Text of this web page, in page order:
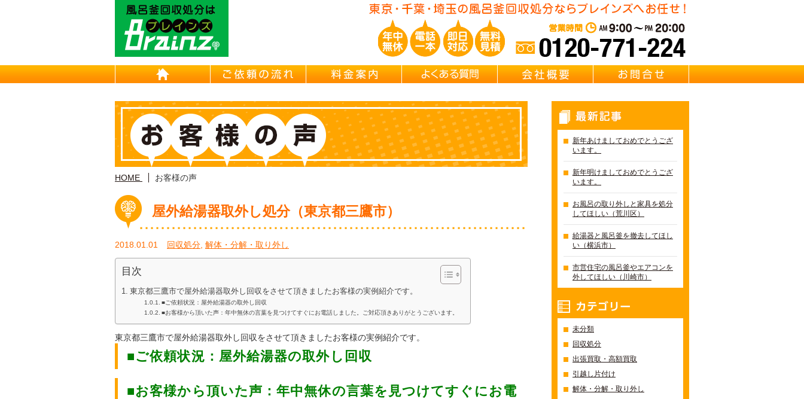
東京/埼玉/千葉/神奈川の 風呂釜撤去・取外し・処分・引越し片付け・遺品整理・リサイクル Brainz 取扱い 【風呂釜・浴槽・給湯器・バスタブ・ガ
HOME ご依頼の流れ 料金案内 よくある質問 会社概要
HOME お客様の声
屋外給湯器取外し処分（東京都三鷹市）
2018.01.01 回収処分 解体・分解・取り外し
目次
東京都三鷹市で屋外給湯器取外し回収をさせて頂きましたお客様の実例紹介です。
■ご依頼状況：屋外給湯器の取外し回収
■お客様から頂いた声：年中無休の言葉を見つけてすぐにお電話しました。ご対応頂きありがとうございます。
東京都三鷹市で屋外給湯器取外し回収をさせて頂きましたお客様の実例紹介です。
■ご依頼状況：屋外給湯器の取外し回収
■お客様から頂いた声：年中無休の言葉を見つけてすぐにお電
新年あけましておめでとうござ
います。
新年明けましておめでとうござ
います。
お風呂の取り外しと家具を処分
してほしい（荒川区）
給湯器と風呂釜を撤去してほし
い（横浜市）
市営住宅の風呂釜やエアコンを
外してほしい（川崎市）
未分類
回収処分
出張買取・高額買取
引越し片付け
解体・分解・取り外し